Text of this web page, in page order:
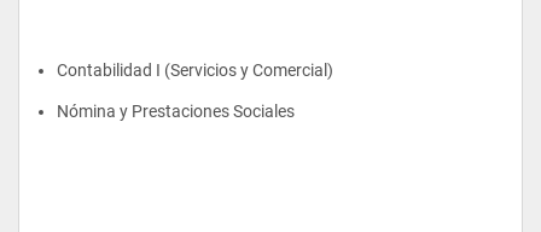
Contabilidad I (Servicios y Comercial)
Nómina y Prestaciones Sociales